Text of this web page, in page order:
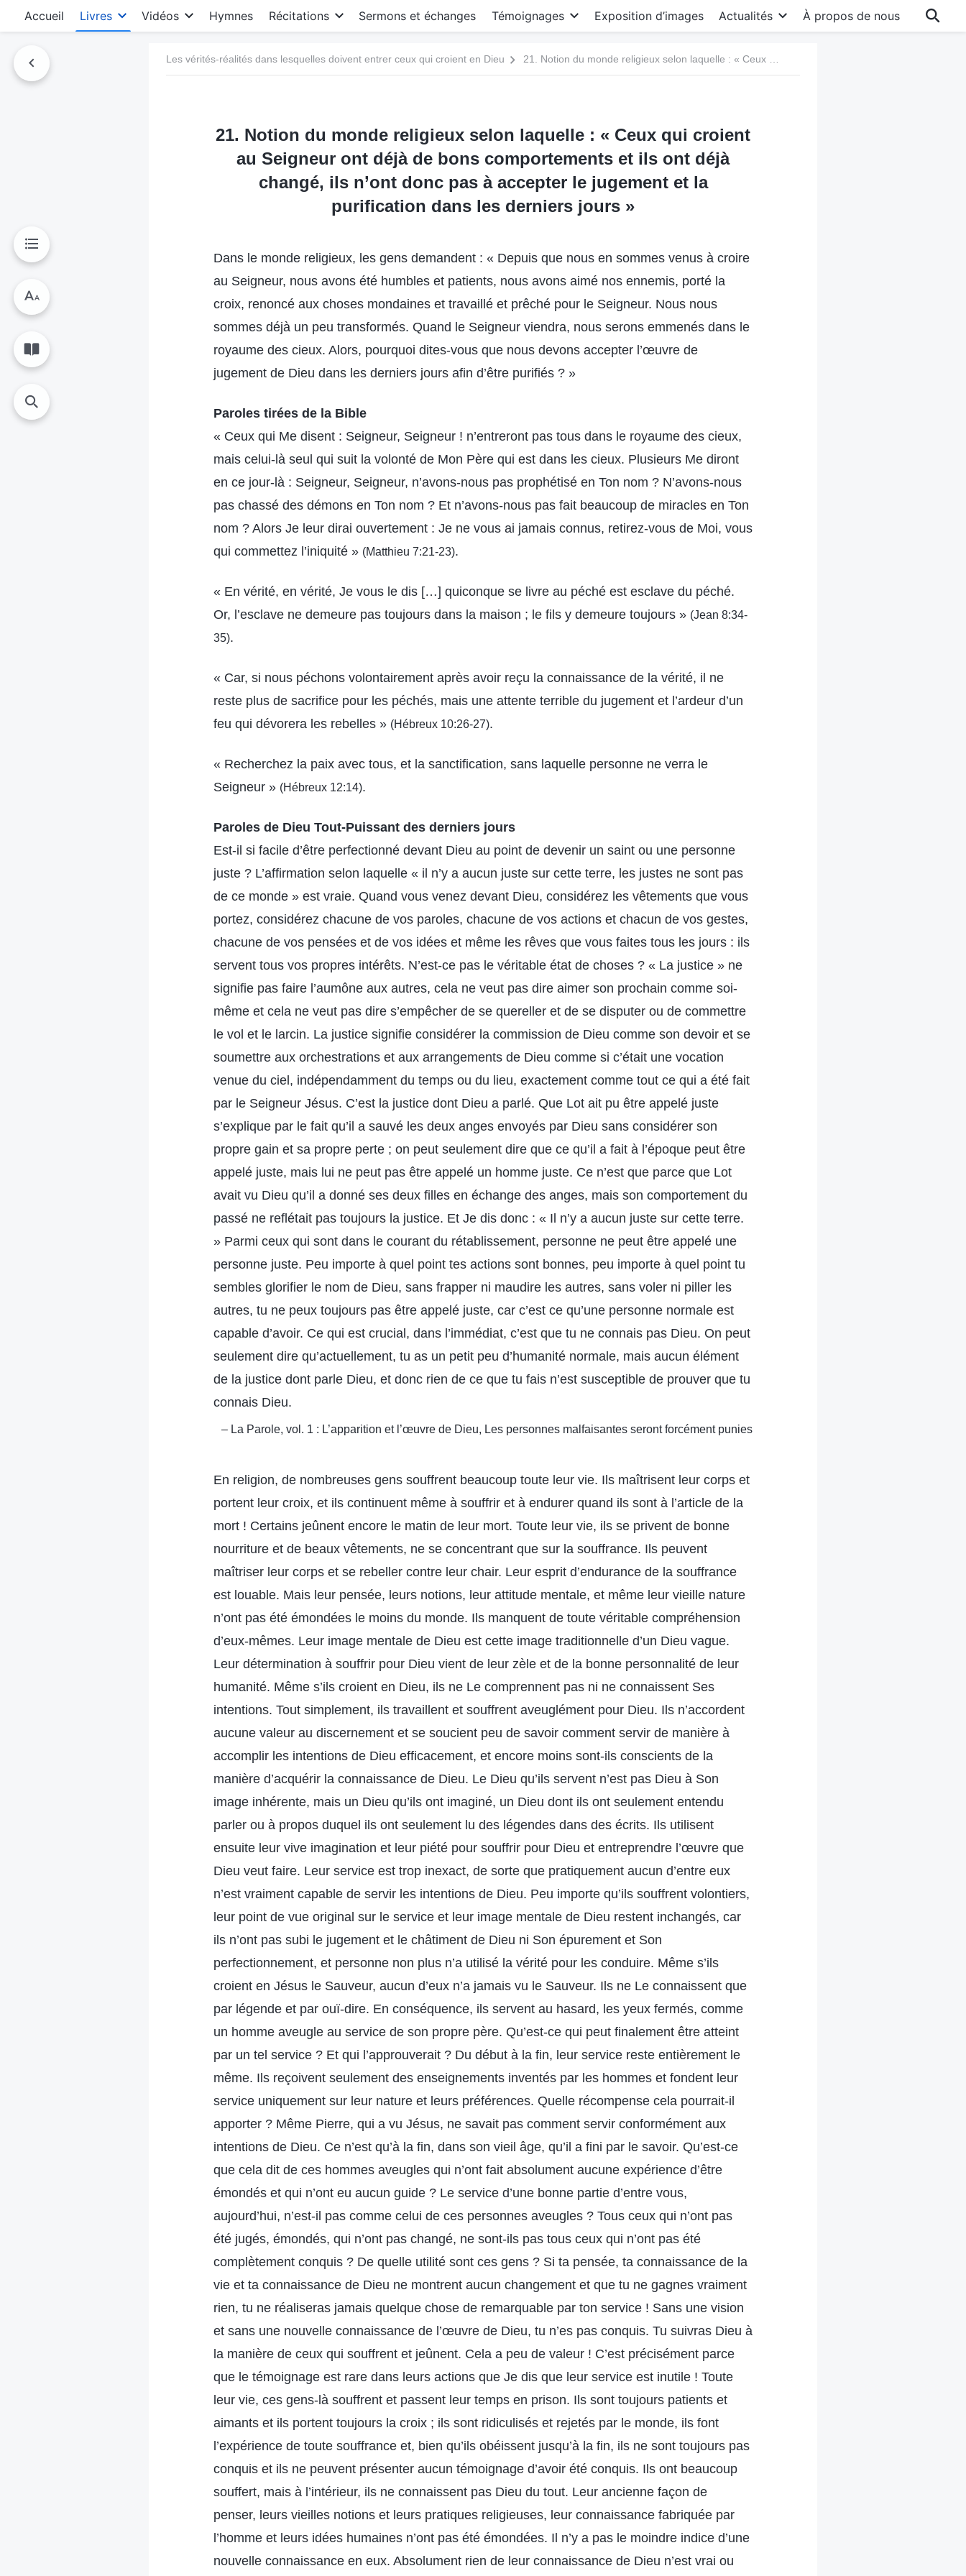
Accueil Livres Vidéos Hymnes Récitations Sermons et échanges Témoignages Exposition d’images Actualités À propos de nous
Les vérités-réalités dans lesquelles doivent entrer ceux qui croient en Dieu
21. Notion du monde religieux selon laquelle : « Ceux qui croient
au Seigneur ont déjà de bons comportements et ils ont déjà
changé, ils n’ont donc pas à accepter le jugement et la
purification dans les derniers jours »
Dans le monde religieux, les gens demandent : « Depuis que nous en sommes venus à croire
au Seigneur, nous avons été humbles et patients, nous avons aimé nos ennemis, porté la
croix, renoncé aux choses mondaines et travaillé et prêché pour le Seigneur. Nous nous
sommes déjà un peu transformés. Quand le Seigneur viendra, nous serons emmenés dans le
royaume des cieux. Alors, pourquoi dites-vous que nous devons accepter l’œuvre de
jugement de Dieu dans les derniers jours afin d’être purifiés ? »
Paroles tirées de la Bible
« Ceux qui Me disent : Seigneur, Seigneur ! n’entreront pas tous dans le royaume des cieux,
mais celui-là seul qui suit la volonté de Mon Père qui est dans les cieux. Plusieurs Me diront
en ce jour-là : Seigneur, Seigneur, n’avons-nous pas prophétisé en Ton nom ? N’avons-nous
pas chassé des démons en Ton nom ? Et n’avons-nous pas fait beaucoup de miracles en Ton
nom ? Alors Je leur dirai ouvertement : Je ne vous ai jamais connus, retirez-vous de Moi, vous
qui commettez l’iniquité » (Matthieu 7:21-23).
« En vérité, en vérité, Je vous le dis […] quiconque se livre au péché est esclave du péché.
Or, l’esclave ne demeure pas toujours dans la maison ; le fils y demeure toujours » (Jean 8:34-
35).
« Car, si nous péchons volontairement après avoir reçu la connaissance de la vérité, il ne
reste plus de sacrifice pour les péchés, mais une attente terrible du jugement et l’ardeur d’un
feu qui dévorera les rebelles » (Hébreux 10:26-27).
« Recherchez la paix avec tous, et la sanctification, sans laquelle personne ne verra le
Seigneur » (Hébreux 12:14).
Paroles de Dieu Tout-Puissant des derniers jours
Est-il si facile d’être perfectionné devant Dieu au point de devenir un saint ou une personne
juste ? L’affirmation selon laquelle « il n’y a aucun juste sur cette terre, les justes ne sont pas
de ce monde » est vraie. Quand vous venez devant Dieu, considérez les vêtements que vous
portez, considérez chacune de vos paroles, chacune de vos actions et chacun de vos gestes,
chacune de vos pensées et de vos idées et même les rêves que vous faites tous les jours : ils
servent tous vos propres intérêts. N’est-ce pas le véritable état de choses ? « La justice » ne
signifie pas faire l’aumône aux autres, cela ne veut pas dire aimer son prochain comme soi-
même et cela ne veut pas dire s’empêcher de se quereller et de se disputer ou de commettre
le vol et le larcin. La justice signifie considérer la commission de Dieu comme son devoir et se
soumettre aux orchestrations et aux arrangements de Dieu comme si c’était une vocation
venue du ciel, indépendamment du temps ou du lieu, exactement comme tout ce qui a été fait
par le Seigneur Jésus. C’est la justice dont Dieu a parlé. Que Lot ait pu être appelé juste
s’explique par le fait qu’il a sauvé les deux anges envoyés par Dieu sans considérer son
propre gain et sa propre perte ; on peut seulement dire que ce qu’il a fait à l’époque peut être
appelé juste, mais lui ne peut pas être appelé un homme juste. Ce n’est que parce que Lot
avait vu Dieu qu’il a donné ses deux filles en échange des anges, mais son comportement du
passé ne reflétait pas toujours la justice. Et Je dis donc : « Il n’y a aucun juste sur cette terre.
» Parmi ceux qui sont dans le courant du rétablissement, personne ne peut être appelé une
personne juste. Peu importe à quel point tes actions sont bonnes, peu importe à quel point tu
sembles glorifier le nom de Dieu, sans frapper ni maudire les autres, sans voler ni piller les
autres, tu ne peux toujours pas être appelé juste, car c’est ce qu’une personne normale est
capable d’avoir. Ce qui est crucial, dans l’immédiat, c’est que tu ne connais pas Dieu. On peut
seulement dire qu’actuellement, tu as un petit peu d’humanité normale, mais aucun élément
de la justice dont parle Dieu, et donc rien de ce que tu fais n’est susceptible de prouver que tu
connais Dieu.
– La Parole, vol. 1 : L’apparition et l’œuvre de Dieu, Les personnes malfaisantes seront forcément punies
En religion, de nombreuses gens souffrent beaucoup toute leur vie. Ils maîtrisent leur corps et
portent leur croix, et ils continuent même à souffrir et à endurer quand ils sont à l’article de la
mort ! Certains jeûnent encore le matin de leur mort. Toute leur vie, ils se privent de bonne
nourriture et de beaux vêtements, ne se concentrant que sur la souffrance. Ils peuvent
maîtriser leur corps et se rebeller contre leur chair. Leur esprit d’endurance de la souffrance
est louable. Mais leur pensée, leurs notions, leur attitude mentale, et même leur vieille nature
n’ont pas été émondées le moins du monde. Ils manquent de toute véritable compréhension
d’eux-mêmes. Leur image mentale de Dieu est cette image traditionnelle d’un Dieu vague.
Leur détermination à souffrir pour Dieu vient de leur zèle et de la bonne personnalité de leur
humanité. Même s’ils croient en Dieu, ils ne Le comprennent pas ni ne connaissent Ses
intentions. Tout simplement, ils travaillent et souffrent aveuglément pour Dieu. Ils n’accordent
aucune valeur au discernement et se soucient peu de savoir comment servir de manière à
accomplir les intentions de Dieu efficacement, et encore moins sont-ils conscients de la
manière d’acquérir la connaissance de Dieu. Le Dieu qu’ils servent n’est pas Dieu à Son
image inhérente, mais un Dieu qu’ils ont imaginé, un Dieu dont ils ont seulement entendu
parler ou à propos duquel ils ont seulement lu des légendes dans des écrits. Ils utilisent
ensuite leur vive imagination et leur piété pour souffrir pour Dieu et entreprendre l’œuvre que
Dieu veut faire. Leur service est trop inexact, de sorte que pratiquement aucun d’entre eux
n’est vraiment capable de servir les intentions de Dieu. Peu importe qu’ils souffrent volontiers,
leur point de vue original sur le service et leur image mentale de Dieu restent inchangés, car
ils n’ont pas subi le jugement et le châtiment de Dieu ni Son épurement et Son
perfectionnement, et personne non plus n’a utilisé la vérité pour les conduire. Même s’ils
croient en Jésus le Sauveur, aucun d’eux n’a jamais vu le Sauveur. Ils ne Le connaissent que
par légende et par ouï-dire. En conséquence, ils servent au hasard, les yeux fermés, comme
un homme aveugle au service de son propre père. Qu’est-ce qui peut finalement être atteint
par un tel service ? Et qui l’approuverait ? Du début à la fin, leur service reste entièrement le
même. Ils reçoivent seulement des enseignements inventés par les hommes et fondent leur
service uniquement sur leur nature et leurs préférences. Quelle récompense cela pourrait-il
apporter ? Même Pierre, qui a vu Jésus, ne savait pas comment servir conformément aux
intentions de Dieu. Ce n’est qu’à la fin, dans son vieil âge, qu’il a fini par le savoir. Qu’est-ce
que cela dit de ces hommes aveugles qui n’ont fait absolument aucune expérience d’être
émondés et qui n’ont eu aucun guide ? Le service d’une bonne partie d’entre vous,
aujourd’hui, n’est-il pas comme celui de ces personnes aveugles ? Tous ceux qui n’ont pas
été jugés, émondés, qui n’ont pas changé, ne sont-ils pas tous ceux qui n’ont pas été
complètement conquis ? De quelle utilité sont ces gens ? Si ta pensée, ta connaissance de la
vie et ta connaissance de Dieu ne montrent aucun changement et que tu ne gagnes vraiment
rien, tu ne réaliseras jamais quelque chose de remarquable par ton service ! Sans une vision
et sans une nouvelle connaissance de l’œuvre de Dieu, tu n’es pas conquis. Tu suivras Dieu à
la manière de ceux qui souffrent et jeûnent. Cela a peu de valeur ! C’est précisément parce
que le témoignage est rare dans leurs actions que Je dis que leur service est inutile ! Toute
leur vie, ces gens-là souffrent et passent leur temps en prison. Ils sont toujours patients et
aimants et ils portent toujours la croix ; ils sont ridiculisés et rejetés par le monde, ils font
l’expérience de toute souffrance et, bien qu’ils obéissent jusqu’à la fin, ils ne sont toujours pas
conquis et ils ne peuvent présenter aucun témoignage d’avoir été conquis. Ils ont beaucoup
souffert, mais à l’intérieur, ils ne connaissent pas Dieu du tout. Leur ancienne façon de
penser, leurs vieilles notions et leurs pratiques religieuses, leur connaissance fabriquée par
l’homme et leurs idées humaines n’ont pas été émondées. Il n’y a pas le moindre indice d’une
nouvelle connaissance en eux. Absolument rien de leur connaissance de Dieu n’est vrai ou